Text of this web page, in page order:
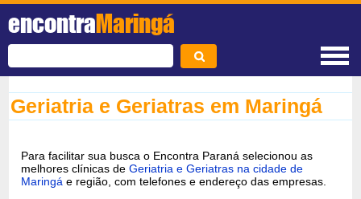
encontraMaringá
Geriatria e Geriatras em Maringá
Para facilitar sua busca o Encontra Paraná selecionou as
melhores clínicas deGeriatria e Geriatras na cidade de
Maringá e região, com telefones e endereço das empresas.